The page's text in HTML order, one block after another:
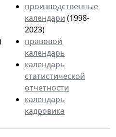
производственные
календари (1998-
2023)
правовой
календарь
календарь
статистической
отчетности
календарь
кадровика